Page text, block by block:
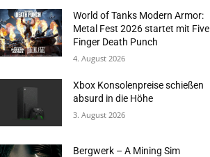
World of Tanks Modern Armor:
Metal Fest 2026 startet mit Five
Finger Death Punch
4. August 2026
Xbox Konsolenpreise schießen
absurd in die Höhe
3. August 2026
Bergwerk – A Mining Sim